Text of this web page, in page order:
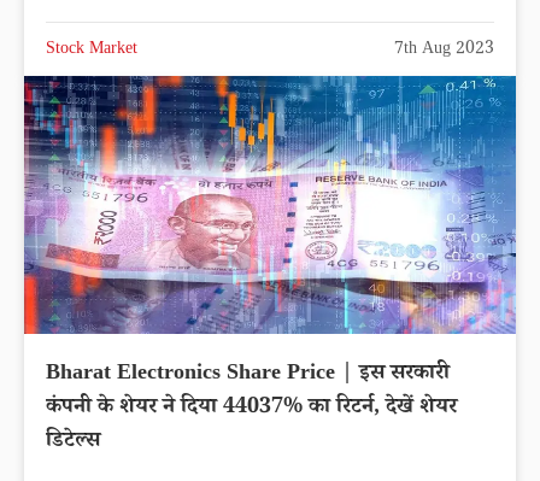
Stock Market 7th Aug 2023
Bharat Electronics Share Price | इस सरकारी
कंपनी के शेयर ने दिया 44037% का रिटर्न, देखें शेयर
डिटेल्स